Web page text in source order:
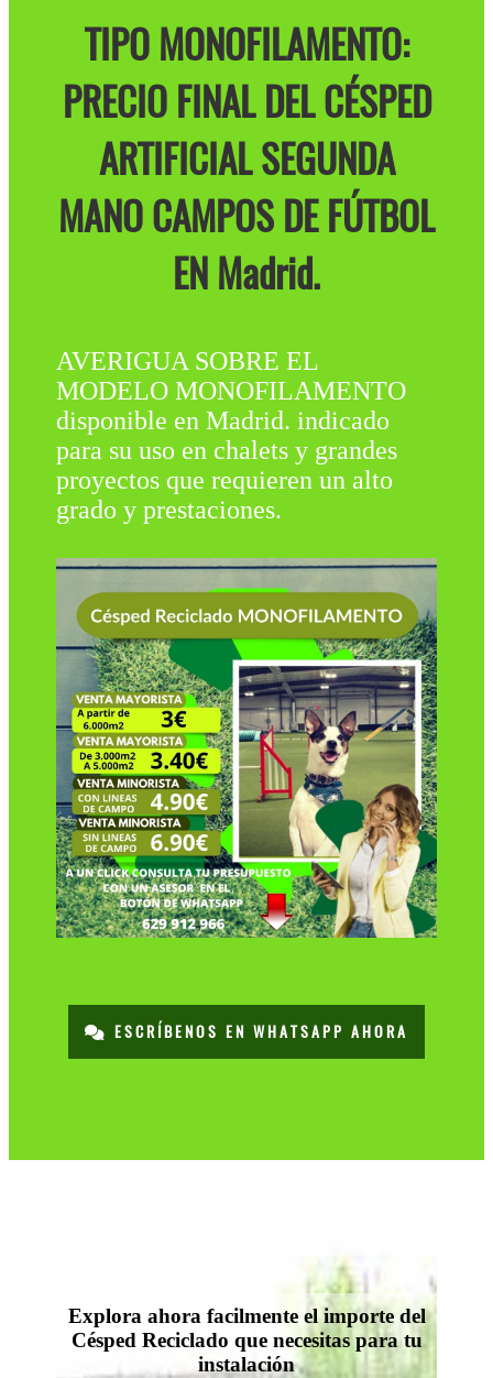
TIPO MONOFILAMENTO:
PRECIO FINAL DEL CÉSPED
ARTIFICIAL SEGUNDA
MANO CAMPOS DE FÚTBOL
EN Madrid.
AVERIGUA SOBRE EL
MODELO MONOFILAMENTO
disponible en Madrid. indicado
para su uso en chalets y grandes
proyectos que requieren un alto
grado y prestaciones.
ESCRÍBENOS EN WHATSAPP AHORA
Explora ahora facilmente el importe del
Césped Reciclado que necesitas para tu
instalación